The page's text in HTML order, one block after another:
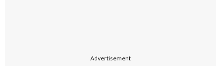
Advertisement